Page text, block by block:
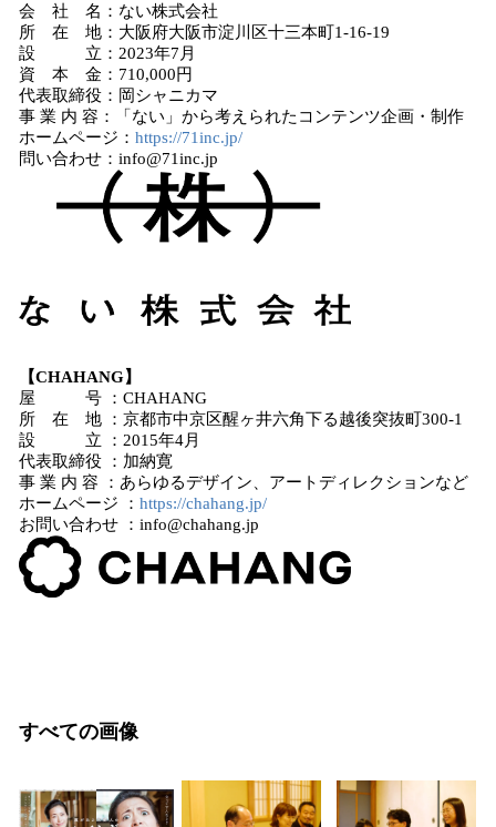
会 社 名：ない株式会社
所 在 地：大阪府大阪市淀川区十三本町1-16-19
設 立：2023年7月
資 本 金：710,000円
代表取締役：岡シャニカマ
事 業 内 容：「ない」から考えられたコンテンツ企画・制作
ホームページ： https://71inc.jp/
問い合わせ：info@71inc.jp
【CHAHANG】
屋 号 ：CHAHANG
所 在 地 ：京都市中京区醒ヶ井六角下る越後突抜町300-1
設 立 ：2015年4月
代表取締役 ：加納寛
事 業 内 容 ：あらゆるデザイン、アートディレクションなど
ホームページ ： https://chahang.jp/
お問い合わせ ：info@chahang.jp
すべての画像